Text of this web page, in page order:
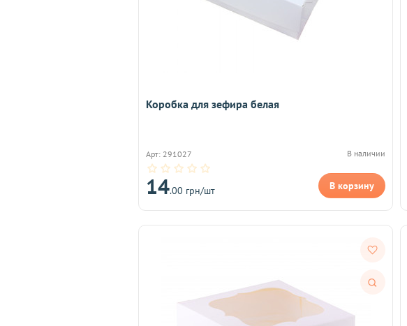
Коробка для зефира белая
Арт: 291027 В наличии
14.00 грн/шт В корзину